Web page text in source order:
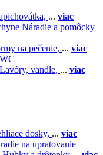
... viac
Náradie a pomôcky
na pečenie, ... viac
Lavóry, vandle, ... viac
dosky, ... viac
na upratovanie